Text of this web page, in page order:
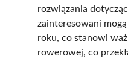
rozwiązania
zainteresowani
roku, co stanowi
rowerowej, co